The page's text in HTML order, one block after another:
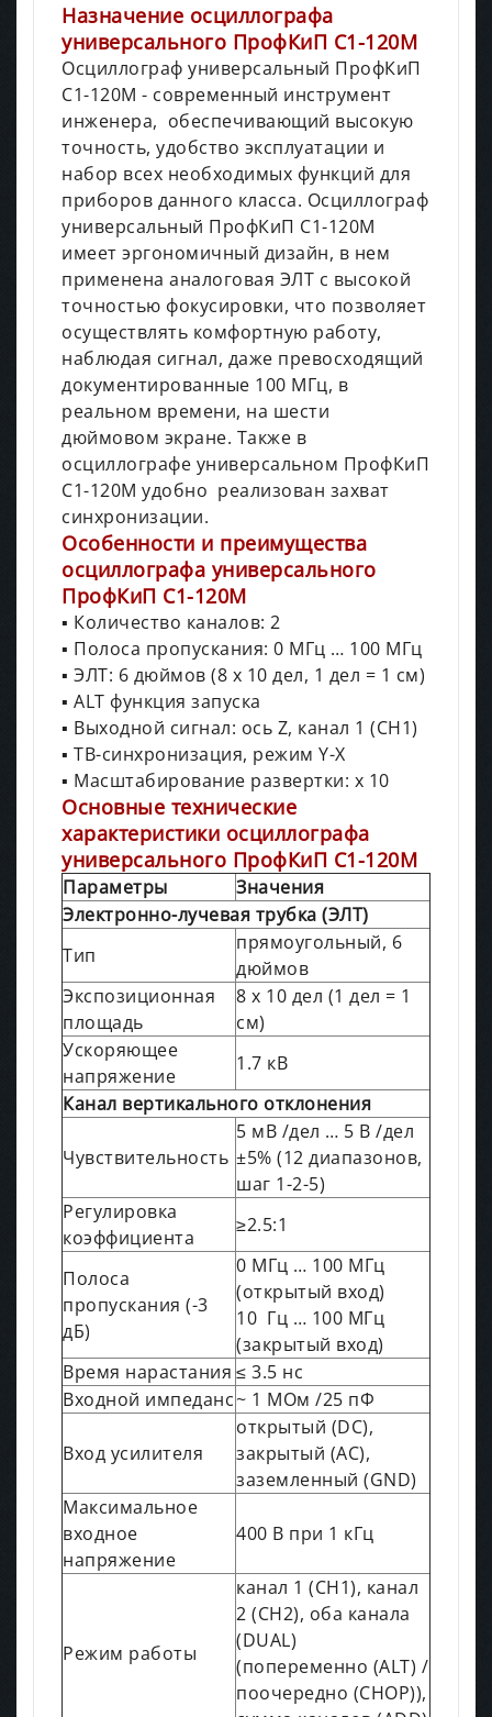
Назначение осциллографа
универсального ПрофКиП С1-120М
Осциллограф универсальный ПрофКиП
С1-120М - современный инструмент
инженера, обеспечивающий высокую
точность, удобство эксплуатации и
набор всех необходимых функций для
приборов данного класса. Осциллограф
универсальный ПрофКиП С1-120М
имеет эргономичный дизайн, в нем
применена аналоговая ЭЛТ с высокой
точностью фокусировки, что позволяет
осуществлять комфортную работу,
наблюдая сигнал, даже превосходящий
документированные 100 МГц, в
реальном времени, на шести
дюймовом экране. Также в
осциллографе универсальном ПрофКиП
С1-120М удобно реализован захват
синхронизации.
Особенности и преимущества
осциллографа универсального
ПрофКиП С1-120М
▪ Количество каналов: 2
▪ Полоса пропускания: 0 МГц … 100 МГц
▪ ЭЛТ: 6 дюймов (8 х 10 дел, 1 дел = 1 см)
▪ ALT функция запуска
▪ Выходной сигнал: ось Z, канал 1 (CH1)
▪ ТВ-синхронизация, режим Y-X
▪ Масштабирование развертки: х 10
Основные технические
характеристики осциллографа
универсального ПрофКиП С1-120М
Параметры
Значения
Электронно-лучевая трубка (ЭЛТ)
Тип
прямоугольный, 6
дюймов
Экспозиционная
площадь
8 х 10 дел (1 дел = 1
см)
Ускоряющее
напряжение
1.7 кВ
Канал вертикального отклонения
Чувствительность
5 мВ /дел … 5 В /дел
±5% (12 диапазонов,
шаг 1-2-5)
Регулировка
коэффициента
≥2.5:1
Полоса
пропускания (-3
дБ)
0 МГц … 100 МГц
(открытый вход)
10 Гц … 100 МГц
(закрытый вход)
Время нарастания ≤ 3.5 нс
Входной импеданс~ 1 МОм /25 пФ
Вход усилителя
открытый (DC),
закрытый (АС),
заземленный (GND)
Максимальное
входное
напряжение
400 В при 1 кГц
Режим работы
канал 1 (CH1), канал
2 (CH2), оба канала
(DUAL)
(попеременно (ALT) /
поочередно (CHOP)),